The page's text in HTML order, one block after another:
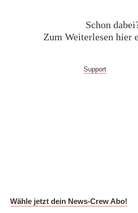
Schon
Zum Weiterlesen hier
Support
Wähle jetzt dein News-Crew Abo!